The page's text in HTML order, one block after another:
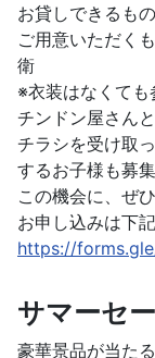
お貸しできるも
ご用意いただく
衛
※衣装はなくても
チンドン屋さん
チラシを受け取
するお子様も募
この機会に、ぜ
お申し込みは下
https://
サマーセ
豪華景品が当た